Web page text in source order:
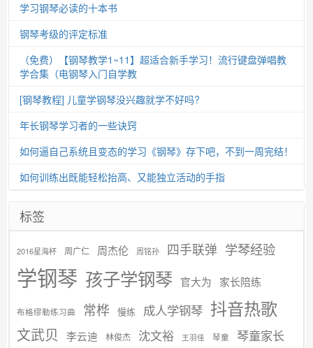
学习钢琴必读的十本书
钢琴考级的评定标准
（免费）【钢琴教学1~11】超适合新手学习！流行键盘弹唱教
学合集（电钢琴入门自学教
[钢琴教程] 儿童学钢琴没兴趣就学不好吗?
年长钢琴学习者的一些诀窍
如何逼自己系统且变态的学习《钢琴》存下吧，不到一周完结！
如何训练出既能轻松抬高、又能独立活动的手指
标签
2016星海杯 周广仁 周杰伦 周铭孙 四手联弹 学琴经验
学钢琴 孩子学钢琴 官大为 家长陪练
布格缪勒练习曲 常桦 慢练 成人学钢琴 抖音热歌
文武贝 李云迪 林俊杰 沈文裕 王羽佳 琴童 琴童家长